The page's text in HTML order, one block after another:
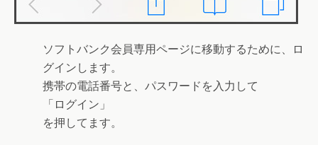
ソフトバンク会員専用ページに移動するために、ロ
グインします。
携帯の電話番号と、パスワードを入力して
「 ログイン 」
を押してます。